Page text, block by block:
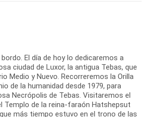
El día de hoy lo dedicaremos a
ciudad de Luxor, la antigua Tebas, que
Medio y Nuevo. Recorreremos la Orilla
de la humanidad desde 1979, para
Necrópolis de Tebas. Visitaremos el
Templo de la reina-faraón Hatshepsut
más tiempo estuvo en el trono de las